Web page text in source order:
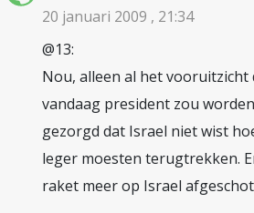
20 januari 2009 , 21:34
@13:
Nou, alleen al het vooruitzicht
vandaag president zou
gezorgd dat Israel niet wist
leger moesten terugtrekken.
raket meer op Israel